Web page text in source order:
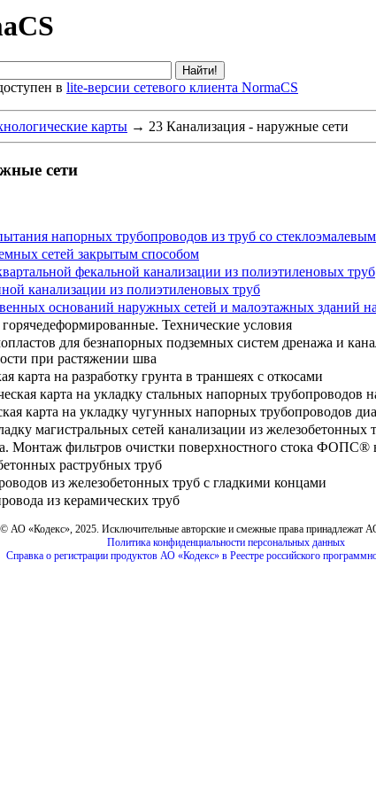
в lite-версии сетевого клиента NormaCS
карты → 23 Канализация - наружные сети
сети
напорных трубопроводов из труб со
сетей закрытым способом
фекальной канализации из полиэтиленовых труб
канализации из полиэтиленовых труб
оснований наружных сетей и малоэтажных зданий
Технические условия
для безнапорных подземных систем дренажа и
при растяжении шва
карта на разработку грунта в траншеях с откосами
карта на укладку стальных напорных
карта на укладку чугунных напорных трубопроводов
магистральных сетей канализации из
Монтаж фильтров очистки поверхностного стока
раструбных труб
из железобетонных труб с гладкими концами
из керамических труб
© АО «Кодекс», 2025. Исключительные авторские и смежные права принадлежат
Политика конфиденциальности персональных данных
Справка о регистрации продуктов АО «Кодекс» в Реестре российского